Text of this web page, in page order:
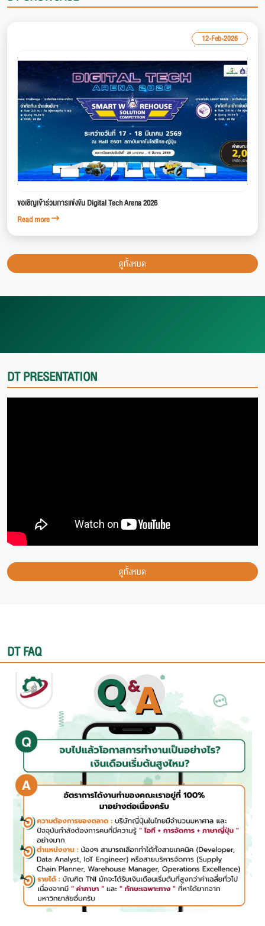
12-Feb-2026
ขอเชิญเข้าร่วมการแข่งขัน Digital Tech Arena 2026
Read more
ดูทั้งหมด
DT PRESENTATION
ดูทั้งหมด
DT FAQ